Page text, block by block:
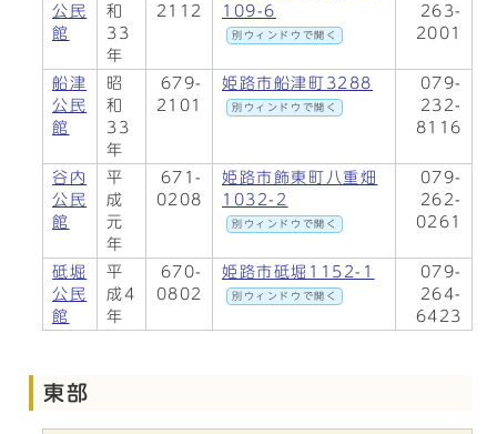
公民
館
和
33
年
2112
109-6
別ウィンドウで開く
263-
2001
船津
公民
館
昭
和
33
年
679-
2101
姫路市船津町3288
別ウィンドウで開く
079-
232-
8116
谷内
公民
館
平
成
元
年
671-
0208
姫路市飾東町八重畑
1032-2
別ウィンドウで開く
079-
262-
0261
砥堀
公民
館
平
成4
年
670-
0802
姫路市砥堀1152-1
別ウィンドウで開く
079-
264-
6423
東部